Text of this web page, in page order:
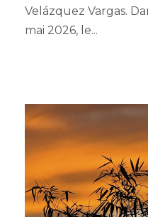
Velázquez Vargas.
mai 2026, le...